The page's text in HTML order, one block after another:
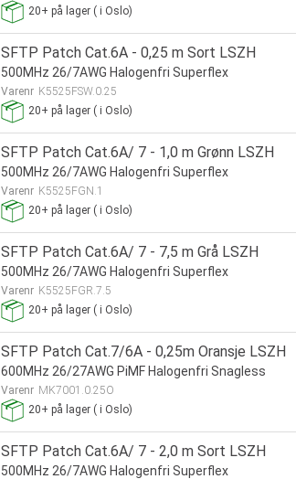
20+ på lager ( i Oslo)
SFTP Patch Cat.6A - 0,25 m Sort LSZH
500MHz 26/7AWG Halogenfri Superflex
Varenr K5525FSW.0.25
20+ på lager ( i Oslo)
SFTP Patch Cat.6A/ 7 - 1,0 m Grønn LSZH
500MHz 26/7AWG Halogenfri Superflex
Varenr K5525FGN.1
20+ på lager ( i Oslo)
SFTP Patch Cat.6A/ 7 - 7,5 m Grå LSZH
500MHz 26/7AWG Halogenfri Superflex
Varenr K5525FGR.7.5
20+ på lager ( i Oslo)
SFTP Patch Cat.7/6A - 0,25m Oransje LSZH
600MHz 26/27AWG PiMF Halogenfri Snagless
Varenr MK7001.0.25O
20+ på lager ( i Oslo)
SFTP Patch Cat.6A/ 7 - 2,0 m Sort LSZH
500MHz 26/7AWG Halogenfri Superflex